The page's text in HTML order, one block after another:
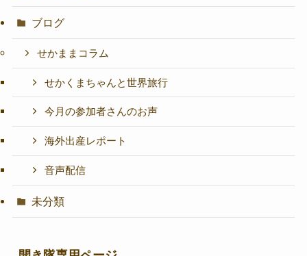
ブログ
せかままコラム
せかくまちゃんと世界旅行
今月の参加者さんのお声
海外出産レポート
音声配信
未分類